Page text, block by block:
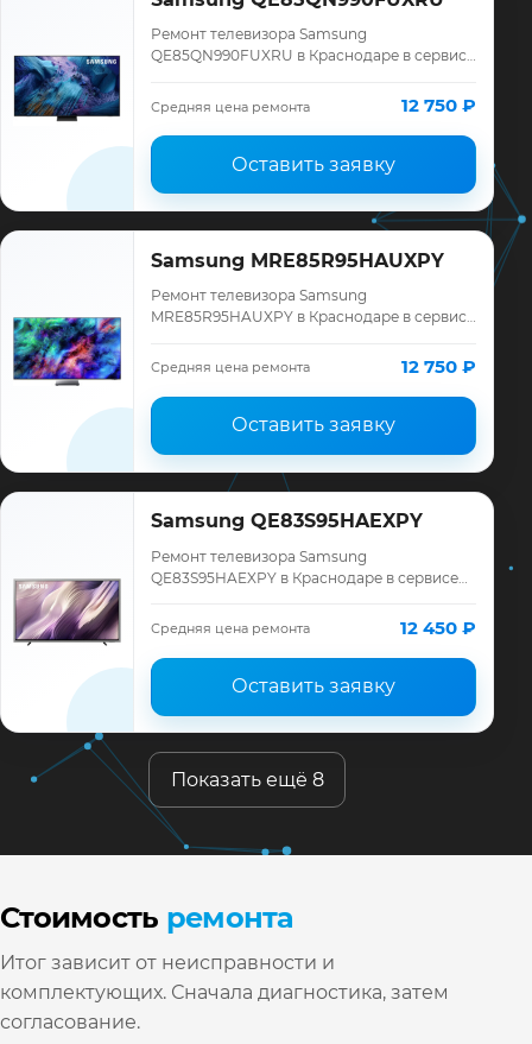
Ремонт телевизора Samsung
QE85QN990FUXRU в Краснодаре в сервисе
Samsung, смета до ремонта, запчасти и
гарантия до 12 меся…
Средняя цена ремонта 12 750 ₽
Оставить заявку
Samsung MRE85R95HAUXPY
Ремонт телевизора Samsung
MRE85R95HAUXPY в Краснодаре в сервисе
Samsung, смета до ремонта, запчасти и
Средняя цена ремонта 12 750 ₽
Оставить заявку
Samsung QE83S95HAEXPY
Ремонт телевизора Samsung
QE83S95HAEXPY в Краснодаре в сервисе
Samsung, смета до ремонта, запчасти и
гарантия до 12 месяц…
Средняя цена ремонта 12 450 ₽
Оставить заявку
Показать ещё 8
Стоимость ремонта
Итог зависит от неисправности и
комплектующих. Сначала диагностика, затем
согласование.